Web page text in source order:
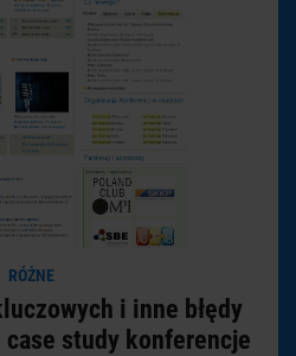
RÓŻNE
i inne błędy
study konferencje